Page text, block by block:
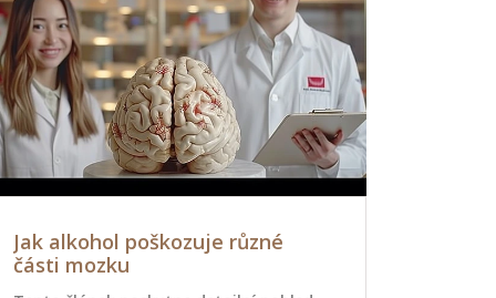
Jak alkohol poškozuje různé
části mozku